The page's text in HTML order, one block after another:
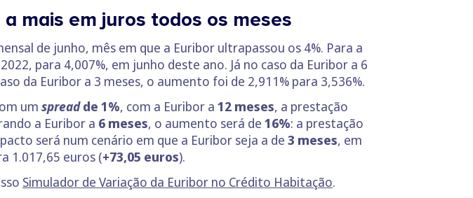
mais em juros todos os meses
de junho, mês em que a Euribor ultrapassou os 4%. Para a
para 4,007%, em junho deste ano. Já no caso da Euribor a 6
da Euribor a 3 meses, o aumento foi de 2,911% para 3,536%.
um spreadde 1%, com a Euribor a 12 meses, a prestação
a Euribor a 6 meses, o aumento será de 16%: a prestação
será num cenário em que a Euribor seja a de 3 meses, em
1.017,65 euros (+73,05 euros).
Simulador de Variação da Euribor no Crédito Habitação.